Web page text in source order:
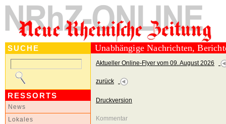
SUCHE
RESSORTS
News
Lokales
Unabhängige Nachrichten,
Aktueller Online-Flyer vom 09. August 2026
zurück
Druckversion
Kommentar